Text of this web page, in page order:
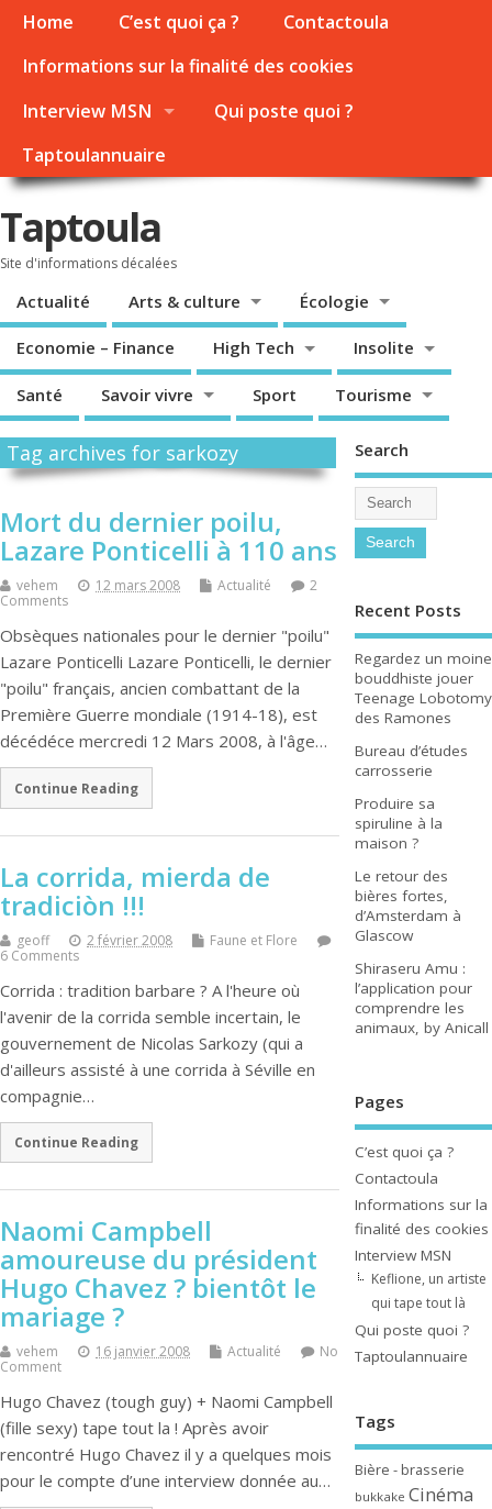
Home C’est quoi ça ?
Contactoula
Informations sur la finalité des cookies
Interview MSN
Qui poste quoi ?
Taptoulannuaire
Taptoula
Site d'informations décalées
Actualité Arts & culture Écologie
Economie – Finance High Tech Insolite
Santé Savoir vivre Sport Tourisme
Tag archives for sarkozy
Mort du dernier poilu,
Lazare Ponticelli à 110 ans
vehem 12 mars 2008 Actualité
2
Comments
Obsèques nationales pour le dernier "poilu"
Lazare Ponticelli Lazare Ponticelli, le dernier
"poilu" français, ancien combattant de la
Première Guerre mondiale (1914-18), est
décédéce mercredi 12 Mars 2008, à l'âge…
Continue Reading
La corrida, mierda de
tradiciòn !!!
geoff 2 février 2008
Faune et Flore
6 Comments
Corrida : tradition barbare ? A l'heure où
l'avenir de la corrida semble incertain, le
gouvernement de Nicolas Sarkozy (qui a
d'ailleurs assisté à une corrida à Séville en
compagnie…
Continue Reading
Naomi Campbell
amoureuse du président
Hugo Chavez ? bientôt le
mariage ?
vehem 16 janvier 2008 Actualité
No
Comment
Hugo Chavez (tough guy) + Naomi Campbell
(fille sexy) tape tout la ! Après avoir
rencontré Hugo Chavez il y a quelques mois
pour le compte d’une interview donnée au…
Search
Recent Posts
Regardez un moine
bouddhiste jouer
Teenage Lobotomy
des Ramones
Bureau d’études
carrosserie
Produire sa
spiruline à la
maison ?
Le retour des
bières fortes,
d’Amsterdam à
Glascow
Shiraseru Amu :
l’application pour
comprendre les
animaux, by Anicall
Pages
C’est quoi ça ?
Contactoula
Informations sur la
finalité des cookies
Interview MSN
Keflione, un artiste
qui tape tout là
Qui poste quoi ?
Taptoulannuaire
Tags
Bière - brasserie
bukkake Cinéma